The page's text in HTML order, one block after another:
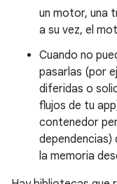
un motor, una
a su vez, el
Cuando no
pasarlas (por
diferidas o
flujos de tu
contenedor
dependencias)
la memoria